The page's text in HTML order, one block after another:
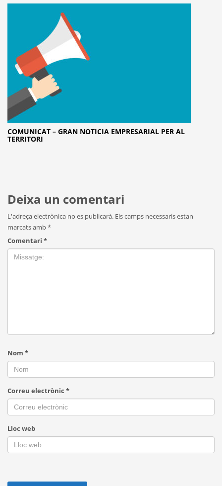
COMUNICAT – GRAN NOTICIA EMPRESARIAL PER AL
TERRITORI
Deixa un comentari
L'adreça electrònica no es publicarà. Els camps necessaris estan
marcats amb*
Comentari *
Nom *
Correu electrònic *
Lloc web